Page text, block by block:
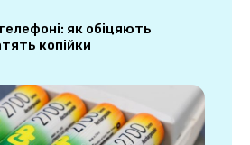
як обіцяють
копійки